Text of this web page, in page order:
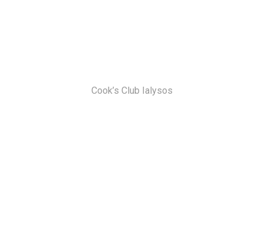
Cook’s Club Ialysos